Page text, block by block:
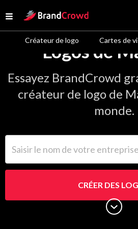
Open menu
Site Logo
Créateur de logo Cartes de
Logos de
Essayez BrandCrowd
créateur de logo de
monde.
CRÉER DES